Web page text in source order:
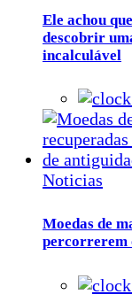
Ele achou
descobrir
incalculável
Noticias
Moedas de
percorrerem